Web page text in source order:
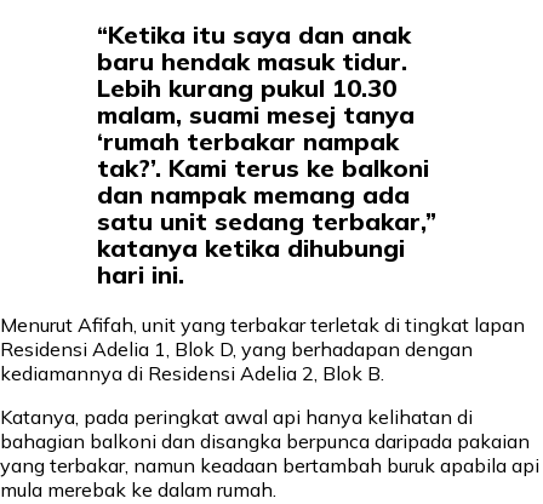
“Ketika itu saya dan anak
baru hendak masuk tidur.
Lebih kurang pukul 10.30
malam, suami mesej tanya
‘rumah terbakar nampak
tak?’. Kami terus ke balkoni
dan nampak memang ada
satu unit sedang terbakar,”
katanya ketika dihubungi
hari ini.
Menurut Afifah, unit yang terbakar terletak di tingkat lapan
Residensi Adelia 1, Blok D, yang berhadapan dengan
kediamannya di Residensi Adelia 2, Blok B.
Katanya, pada peringkat awal api hanya kelihatan di
bahagian balkoni dan disangka berpunca daripada pakaian
yang terbakar, namun keadaan bertambah buruk apabila api
mula merebak ke dalam rumah.